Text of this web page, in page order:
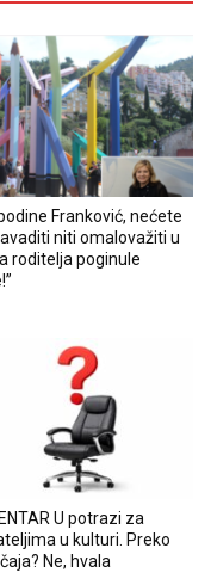
Franković, nećete
niti omalovažiti u
roditelja poginule
U potrazi za
u kulturi. Preko
Ne, hvala